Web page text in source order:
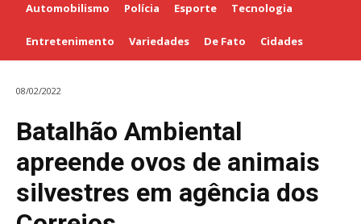
Automobilismo Polícia Esporte Tecnologia
Entretenimento Variedades De Fato Cidades
08/02/2022
Batalhão Ambiental
apreende ovos de animais
silvestres em agência dos